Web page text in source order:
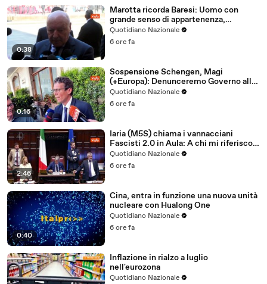
0:38
Marotta ricorda Baresi: Uomo con
grande senso di appartenenza,
esempio per nostri giovani calciatori
Quotidiano Nazionale
6 ore fa
0:16
Sospensione Schengen, Magi
(+Europa): Denunceremo Governo alla
Commissione Europea
Quotidiano Nazionale
6 ore fa
2:46
Iaria (M5S) chiama i vannacciani
Fascisti 2.0 in Aula: A chi mi riferisco?
In generale al Generale
Quotidiano Nazionale
6 ore fa
0:40
Cina, entra in funzione una nuova unità
nucleare con Hualong One
Quotidiano Nazionale
6 ore fa
Inflazione in rialzo a luglio
nell'eurozona
Quotidiano Nazionale